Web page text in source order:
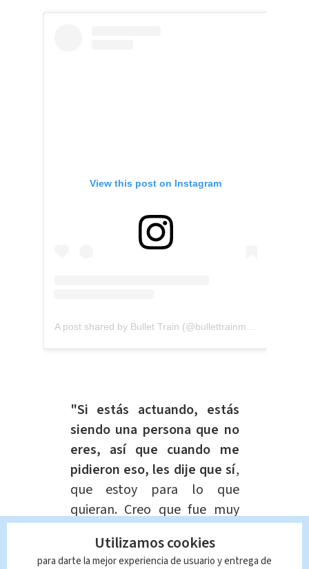
View this post on Instagram
"Si estás actuando, estás
siendo una persona que no
eres, así que cuando me
pidieron eso, les dije que sí,
que estoy para lo que
quieran. Creo que fue muy
aseguró.
Utilizamos cookies
para darte la mejor experiencia de usuario y entrega de